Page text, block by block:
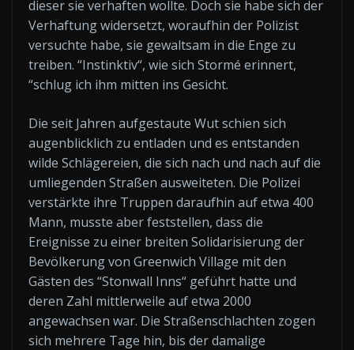
dieser sie verhaften wollte. Doch sie habe sich der
Verhaftung widersetzt, woraufhin der Polizist
versuchte habe, sie gewaltsam in die Enge zu
treiben. “Instinktiv“, wie sich Stormé erinnert,
“schlug ich ihm mitten ins Gesicht.
Die seit Jahren aufgestaute Wut schien sich
augenblicklich zu entladen und es entstanden
wilde Schlägereien, die sich nach und nach auf die
umliegenden Straßen ausweiteten. Die Polizei
verstärkte ihre Truppen daraufhin auf etwa 400
Mann, musste aber feststellen, dass die
Ereignisse zu einer breiten Solidarisierung der
Bevölkerung von Greenwich Village mit den
Gästen des “Stonwall Inns“ geführt hatte und
deren Zahl mittlerweile auf etwa 2000
angewachsen war. Die Straßenschlachten zogen
sich mehrere Tage hin, bis der damalige